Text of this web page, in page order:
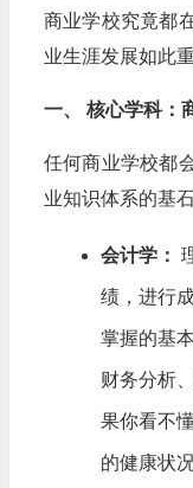
商业学校究竟都
业生涯发展如此重
一、 核心学科：
任何商业学校都
业知识体系的基石
会计学：
绩，进行
掌握的基
财务分析
果你看不
的健康状